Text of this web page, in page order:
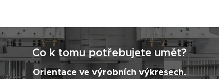
Co k tomu potřebujete umět?
Orientace ve výrobních výkresech.